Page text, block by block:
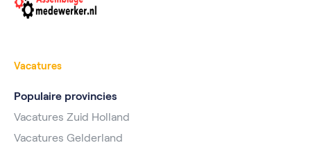
Vacatures
Populaire provincies
Vacatures Zuid Holland
Vacatures Gelderland